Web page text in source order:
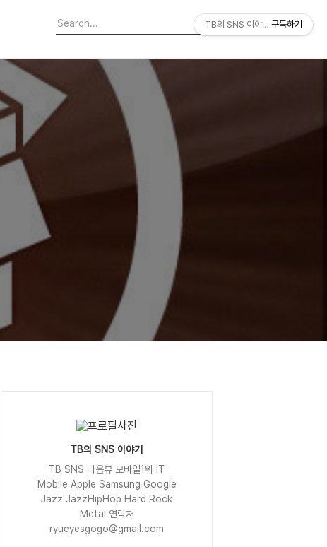
TB의 SNS 이야기
TB SNS 다음뷰 모바일1위 IT
Mobile Apple Samsung Google
Jazz JazzHipHop Hard Rock
Metal 연락처
ryueyesgogo@gmail.com
TB의 SNS 이야기 구독하기